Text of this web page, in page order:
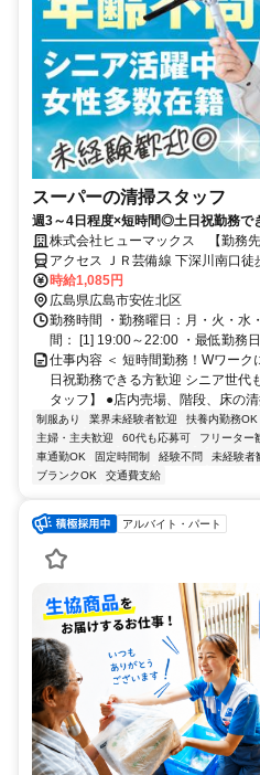
スーパーの清掃スタッフ
週3～4日程度×短時間◎土日祝勤務で
株式会社ヒューマックス 【勤務
アクセス ＪＲ芸備線 下深川南口
約17分、ＪＲ芸備線 玖村徒歩約26
時給1,085円
広島県広島市安佐北区
勤務時間 ・勤務曜日：月・火・水
間： [1] 19:00～22:00 ・最低勤務
仕事内容 ＜ 短時間勤務！Wワー
日祝勤務できる方歓迎 シニア世代
タッフ】 ●店内売場、階段、床の
制服あり 業界未経験者歓迎 扶養内勤務OK
主婦・主夫歓迎
60代も応募可 フリーター
車通勤OK
固定時間制 経験不問 未経験者
ブランクOK
交通費支給
アルバイト・パート